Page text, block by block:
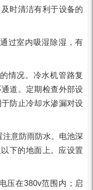
时清洁有利于设备的
过室内吸湿除湿，有
情况。冷水机管路复
道。定期检查外部设
防止冷却水渗漏对设
意防雨防水。电池深
下的地面上。应设置
压在380v范围内；启